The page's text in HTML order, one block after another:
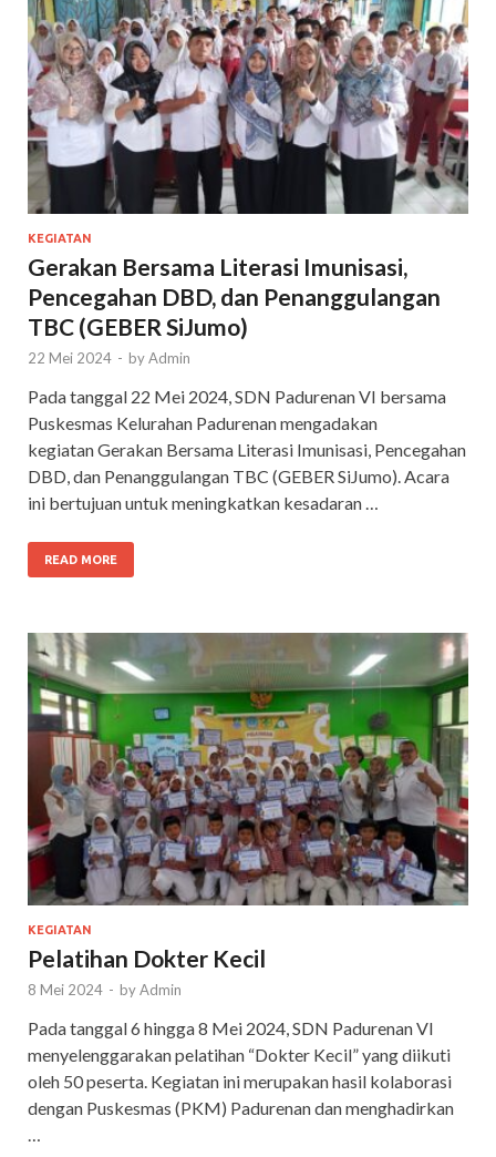
KEGIATAN
Gerakan Bersama Literasi Imunisasi,
Pencegahan DBD, dan Penanggulangan
TBC (GEBER SiJumo)
22 Mei 2024 - byAdmin
Pada tanggal 22 Mei 2024, SDN Padurenan VI bersama
Puskesmas Kelurahan Padurenan mengadakan
kegiatan Gerakan Bersama Literasi Imunisasi, Pencegahan
DBD, dan Penanggulangan TBC (GEBER SiJumo). Acara
ini bertujuan untuk meningkatkan kesadaran …
READ MORE
KEGIATAN
Pelatihan Dokter Kecil
8 Mei 2024 - byAdmin
Pada tanggal 6 hingga 8 Mei 2024, SDN Padurenan VI
menyelenggarakan pelatihan “Dokter Kecil” yang diikuti
oleh 50 peserta. Kegiatan ini merupakan hasil kolaborasi
dengan Puskesmas (PKM) Padurenan dan menghadirkan
…